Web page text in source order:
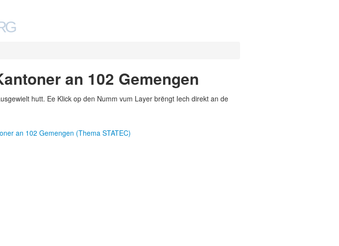
an 102 Gemengen
hutt. Ee Klick op den Numm vum Layer brëngt Iech direkt an de
an 102 Gemengen (Thema STATEC)